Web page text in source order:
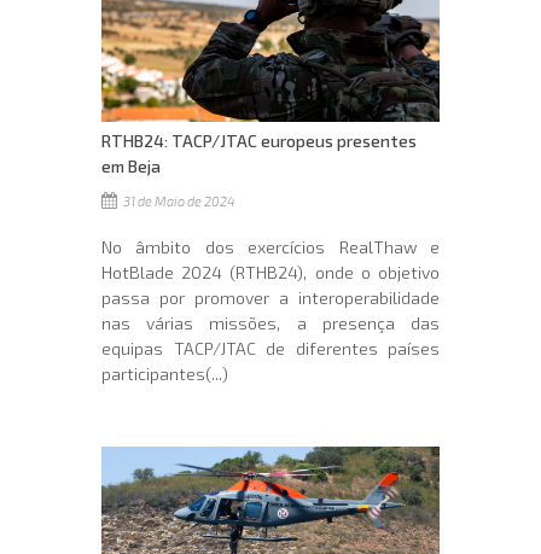
RTHB24: TACP/JTAC europeus presentes
em Beja
31 de Maio de 2024
No âmbito dos exercícios RealThaw e
HotBlade 2024 (RTHB24), onde o objetivo
passa por promover a interoperabilidade
nas várias missões, a presença das
equipas TACP/JTAC de diferentes países
participantes(...)